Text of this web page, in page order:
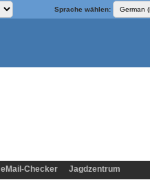
Sprache wählen:
eMail-Checker Jagdzentrum